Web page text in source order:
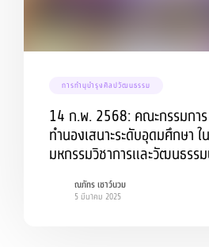
การทำนุบำรุงศิลปวัฒนธรรม
14 ก.พ. 2568: คณะกรรมการ
ทำนองเสนาะระดับอุดมศึกษา
มหกรรมวิชาการและวัฒนธรร
ณภัทร เชาว์นวม
5 มีนาคม 2025